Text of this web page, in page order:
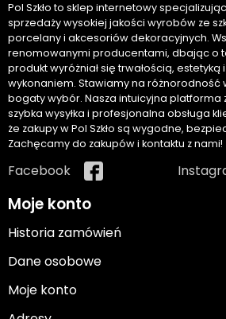
Pol Szkło to sklep internetowy
sprzedaży wysokiej jakości wyrobów ze
porcelany i akcesoriów dekoracyjnych.
renomowanymi producentami, dbając o
produkt wyróżniał się trwałością, estetyką
wykonaniem. Stawiamy na różnorodność
bogaty wybór. Nasza intuicyjna platforma
szybka wysyłka i profesjonalna obsługa
że zakupy w Pol Szkło są wygodne,
Zachęcamy do zakupów i kontaktu z nami!
Facebook
Moje konto
Historia zamówień
Dane osobowe
Moje konto